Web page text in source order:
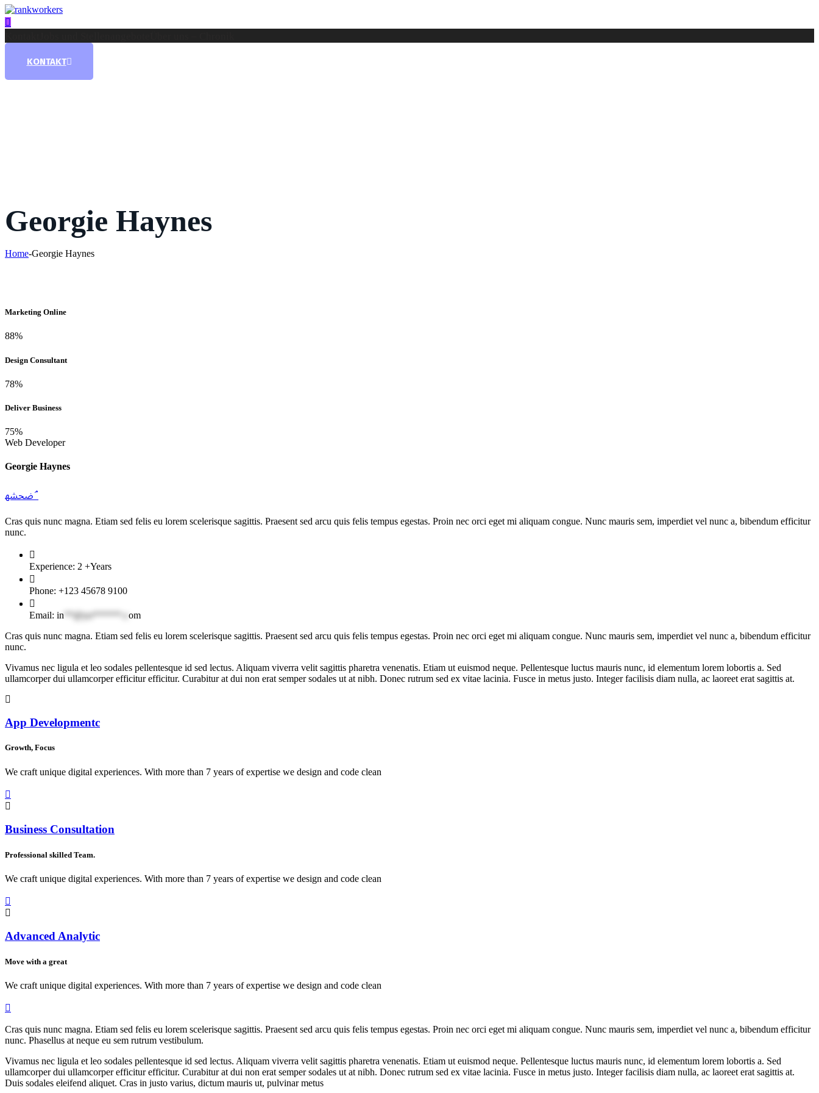
KONTAKT
Georgie Haynes
Home-Georgie Haynes
Marketing Online
88%
Design Consultant
78%
Deliver Business
75%
Web Developer
Georgie Haynes
Cras quis nunc magna. Etiam sed felis eu lorem scelerisque sagittis. Praesent sed arcu quis felis tempus egestas. Proin nec orci eget mi aliquam congue. Nunc mauris sem, imperdiet vel nunc a, bibendum efficitur
nunc.
Experience: 2 +Years
Phone: +123 45678 9100
Email: in **@yo******.c om
Cras quis nunc magna. Etiam sed felis eu lorem scelerisque sagittis. Praesent sed arcu quis felis tempus egestas. Proin nec orci eget mi aliquam congue. Nunc mauris sem, imperdiet vel nunc a, bibendum efficitur
nunc.
Vivamus nec ligula et leo sodales pellentesque id sed lectus. Aliquam viverra velit sagittis pharetra venenatis. Etiam ut euismod neque. Pellentesque luctus mauris nunc, id elementum lorem lobortis a. Sed
ullamcorper dui ullamcorper efficitur efficitur. Curabitur at dui non erat semper sodales ut at nibh. Donec rutrum sed ex vitae lacinia. Fusce in metus justo. Integer facilisis diam nulla, ac laoreet erat sagittis at.
App Developmentc
Growth, Focus
We craft unique digital experiences. With more than 7 years of expertise we design and code clean
Business Consultation
Professional skilled Team.
We craft unique digital experiences. With more than 7 years of expertise we design and code clean
Advanced Analytic
Move with a great
We craft unique digital experiences. With more than 7 years of expertise we design and code clean
Cras quis nunc magna. Etiam sed felis eu lorem scelerisque sagittis. Praesent sed arcu quis felis tempus egestas. Proin nec orci eget mi aliquam congue. Nunc mauris sem, imperdiet vel nunc a, bibendum efficitur
nunc. Phasellus at neque eu sem rutrum vestibulum.
Vivamus nec ligula et leo sodales pellentesque id sed lectus. Aliquam viverra velit sagittis pharetra venenatis. Etiam ut euismod neque. Pellentesque luctus mauris nunc, id elementum lorem lobortis a. Sed
ullamcorper dui ullamcorper efficitur efficitur. Curabitur at dui non erat semper sodales ut at nibh. Donec rutrum sed ex vitae lacinia. Fusce in metus justo. Integer facilisis diam nulla, ac laoreet erat sagittis at.
Duis sodales eleifend aliquet. Cras in justo varius, dictum mauris ut, pulvinar metus